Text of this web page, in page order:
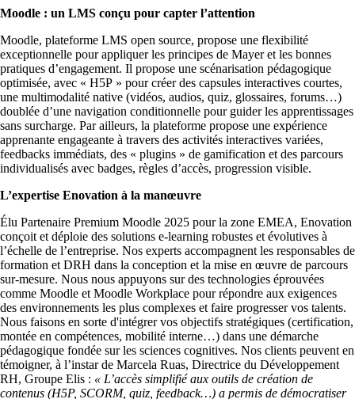
Moodle : un LMS conçu pour capter l’attention
Moodle, plateforme LMS open source, propose une flexibilité
exceptionnelle pour appliquer les principes de Mayer et les bonnes
pratiques d’engagement. Il propose une scénarisation pédagogique
optimisée, avec « H5P » pour créer des capsules interactives courtes,
une multimodalité native (vidéos, audios, quiz, glossaires, forums…)
doublée d’une navigation conditionnelle pour guider les apprentissages
sans surcharge. Par ailleurs, la plateforme propose une expérience
apprenante engageante à travers des activités interactives variées,
feedbacks immédiats, des « plugins » de gamification et des parcours
individualisés avec badges, règles d’accès, progression visible.
L’expertise Enovation à la manœuvre
Élu Partenaire Premium Moodle 2025 pour la zone EMEA, Enovation
conçoit et déploie des solutions e-learning robustes et évolutives à
l’échelle de l’entreprise. Nos experts accompagnent les responsables de
formation et DRH dans la conception et la mise en œuvre de parcours
sur-mesure. Nous nous appuyons sur des technologies éprouvées
comme Moodle et Moodle Workplace pour répondre aux exigences
des environnements les plus complexes et faire progresser vos talents.
Nous faisons en sorte d'intégrer vos objectifs stratégiques (certification,
montée en compétences, mobilité interne…) dans une démarche
pédagogique fondée sur les sciences cognitives. Nos clients peuvent en
témoigner, à l’instar de Marcela Ruas, Directrice du Développement
RH, Groupe Elis : « L’accès simplifié aux outils de création de
contenus (H5P, SCORM, quiz, feedback…) a permis de démocratiser